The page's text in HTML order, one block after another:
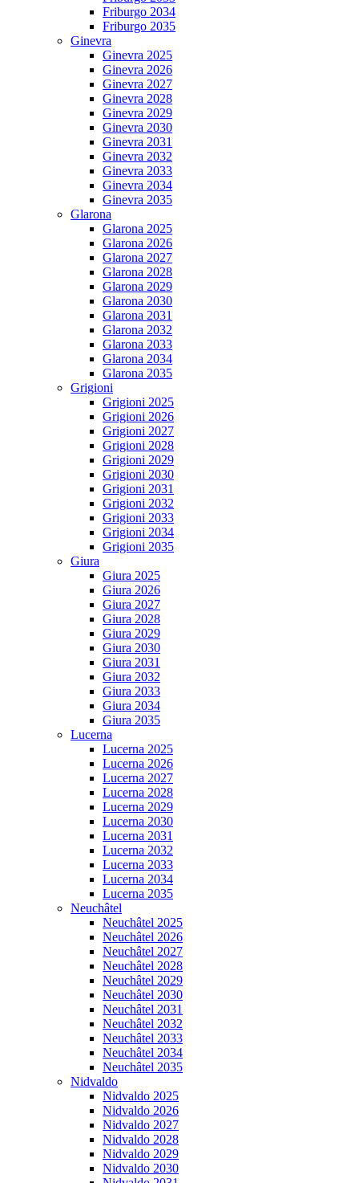
Friburgo 2034
Friburgo 2035
Ginevra
Ginevra 2025
Ginevra 2026
Ginevra 2027
Ginevra 2028
Ginevra 2029
Ginevra 2030
Ginevra 2031
Ginevra 2032
Ginevra 2033
Ginevra 2034
Ginevra 2035
Glarona
Glarona 2025
Glarona 2026
Glarona 2027
Glarona 2028
Glarona 2029
Glarona 2030
Glarona 2031
Glarona 2032
Glarona 2033
Glarona 2034
Glarona 2035
Grigioni
Grigioni 2025
Grigioni 2026
Grigioni 2027
Grigioni 2028
Grigioni 2029
Grigioni 2030
Grigioni 2031
Grigioni 2032
Grigioni 2033
Grigioni 2034
Grigioni 2035
Giura
Giura 2025
Giura 2026
Giura 2027
Giura 2028
Giura 2029
Giura 2030
Giura 2031
Giura 2032
Giura 2033
Giura 2034
Giura 2035
Lucerna
Lucerna 2025
Lucerna 2026
Lucerna 2027
Lucerna 2028
Lucerna 2029
Lucerna 2030
Lucerna 2031
Lucerna 2032
Lucerna 2033
Lucerna 2034
Lucerna 2035
Neuchâtel
Neuchâtel 2025
Neuchâtel 2026
Neuchâtel 2027
Neuchâtel 2028
Neuchâtel 2029
Neuchâtel 2030
Neuchâtel 2031
Neuchâtel 2032
Neuchâtel 2033
Neuchâtel 2034
Neuchâtel 2035
Nidvaldo
Nidvaldo 2025
Nidvaldo 2026
Nidvaldo 2027
Nidvaldo 2028
Nidvaldo 2029
Nidvaldo 2030